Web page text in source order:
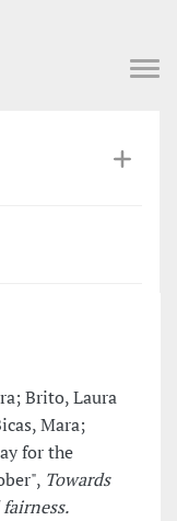
Brito, Laura
Mara;
for the
Towards